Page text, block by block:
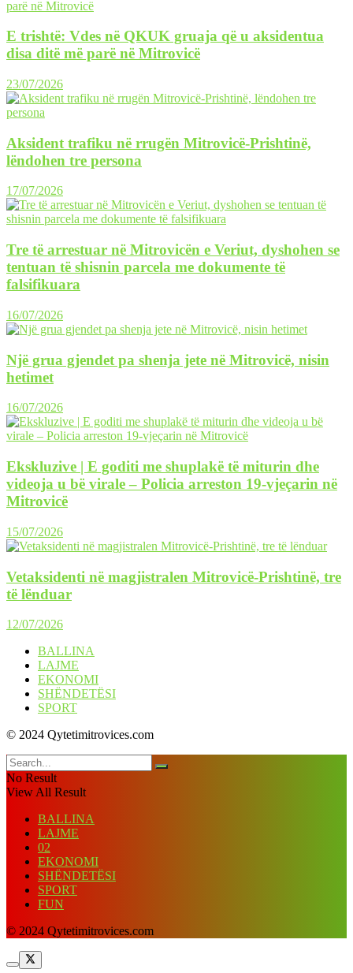
E trishtë: Vdes në QKUK gruaja që u aksidentua
disa ditë më parë në Mitrovicë
23/07/2026
Aksident trafiku në rrugën Mitrovicë-Prishtinë,
lëndohen tre persona
17/07/2026
Tre të arrestuar në Mitrovicën e Veriut, dyshohen se
tentuan të shisnin parcela me dokumente të
falsifikuara
16/07/2026
Një grua gjendet pa shenja jete në Mitrovicë, nisin
hetimet
16/07/2026
Ekskluzive | E goditi me shuplakë të miturin dhe
videoja u bë virale – Policia arreston 19-vjeçarin në
Mitrovicë
15/07/2026
Vetaksidenti në magjistralen Mitrovicë-Prishtinë, tre
të lënduar
12/07/2026
BALLINA
LAJME
EKONOMI
SHËNDETËSI
SPORT
© 2024 Qytetimitrovices.com
No Result
View All Result
BALLINA
LAJME
02
EKONOMI
SHËNDETËSI
SPORT
FUN
© 2024 Qytetimitrovices.com